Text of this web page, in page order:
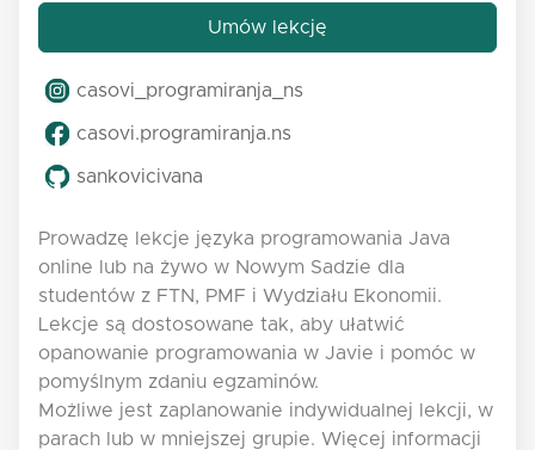
Umów lekcję
casovi_programiranja_ns
casovi.programiranja.ns
sankovicivana
Prowadzę lekcje języka programowania Java
online lub na żywo w Nowym Sadzie dla
studentów z FTN, PMF i Wydziału Ekonomii.
Lekcje są dostosowane tak, aby ułatwić
opanowanie programowania w Javie i pomóc w
pomyślnym zdaniu egzaminów.
Możliwe jest zaplanowanie indywidualnej lekcji, w
parach lub w mniejszej grupie. Więcej informacji